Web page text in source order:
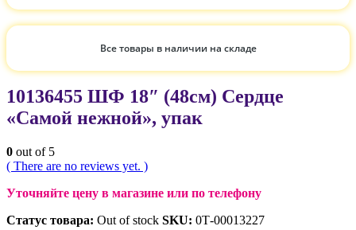
Все товары в наличии на складе
10136455 ШФ 18″ (48см) Сердце
«Самой нежной», упак
0 out of 5
( There are no reviews yet. )
Уточняйте цену в магазине или по телефону
Статус товара: Out of stock SKU: 0Т-00013227